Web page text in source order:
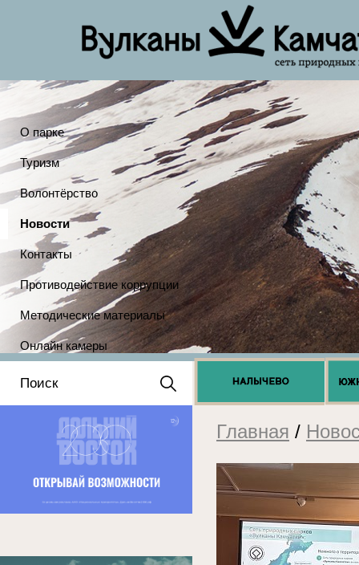
О парке
Туризм
Волонтёрство
Новости
Контакты
Противодействие коррупции
Методические материалы
Онлайн камеры
Положение о выдаче
разрешений 2025
Главная /